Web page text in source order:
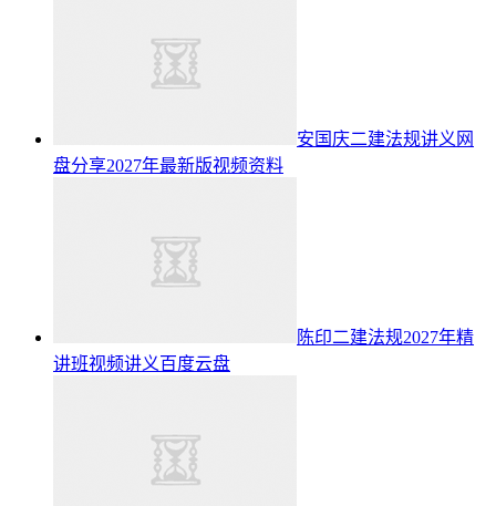
安国庆二建法规讲义网
盘分享2027年最新版视频资料
陈印二建法规2027年精
讲班视频讲义百度云盘